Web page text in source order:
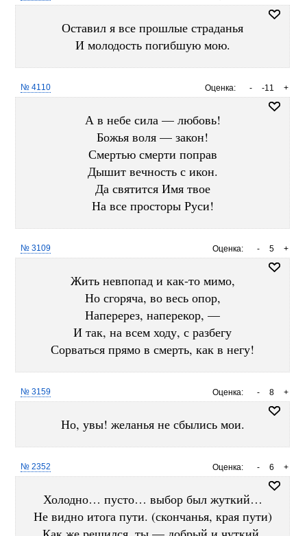
Оставил я все прошлые страданья
И молодость погибшую мою.
Оценка: +
-11
-
№ 4110
А в небе сила — любовь!
Божья воля — закон!
Смертью смерти поправ
Дышит вечность с икон.
Да святится Имя твое
На все просторы Руси!
Оценка: +
5
-
№ 3109
Жить невпопад и как-то мимо,
Но сгоряча, во весь опор,
Наперерез, наперекор, —
И так, на всем ходу, с разбегу
Сорваться прямо в смерть, как в негу!
Оценка: +
8
-
№ 3159
Но, увы! желанья не сбылись мои.
Оценка: +
6
-
№ 2352
Холодно… пусто… выбор был жуткий…
Не видно итога пути. (скончанья, края пути)